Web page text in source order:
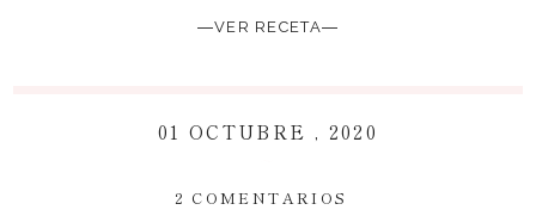
―VER RECETA―
01 OCTUBRE , 2020
2 COMENTARIOS